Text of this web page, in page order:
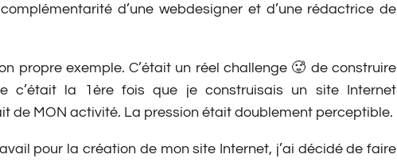
d’une webdesigner et d’une rédactrice de
propre exemple. C’était un réel challenge 🥵 de construire
c’était la 1ère fois que je construisais un site Internet
de MON activité. La pression était doublement perceptible.
pour la création de mon site Internet, j’ai décidé de faire